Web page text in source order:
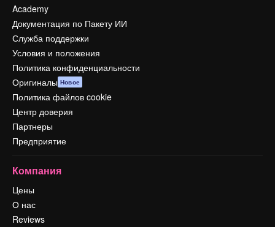
Academy
Документация по Пакету ИИ
Служба поддержки
Условия и положения
Политика конфиденциальности
Оригиналы Новое
Политика файлов cookie
Центр доверия
Партнеры
Предприятие
Компания
Цены
О нас
Reviews